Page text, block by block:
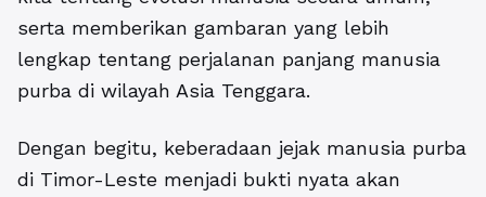
serta memberikan gambaran yang lebih
lengkap tentang perjalanan panjang manusia
purba di wilayah Asia Tenggara.
Dengan begitu, keberadaan jejak manusia purba
di Timor-Leste menjadi bukti nyata akan